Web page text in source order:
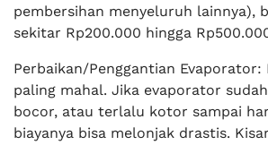
pembersihan menyeluruh lainnya),
sekitar Rp200.000 hingga
Perbaikan/Penggantian Evaporator:
paling mahal. Jika evaporator
bocor, atau terlalu kotor sampai
biayanya bisa melonjak drastis.